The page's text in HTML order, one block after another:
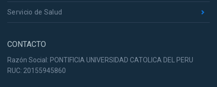
Servicio de Salud
CONTACTO
Razón Social: PONTIFICIA UNIVERSIDAD CATOLICA DEL PERU
RUC: 20155945860